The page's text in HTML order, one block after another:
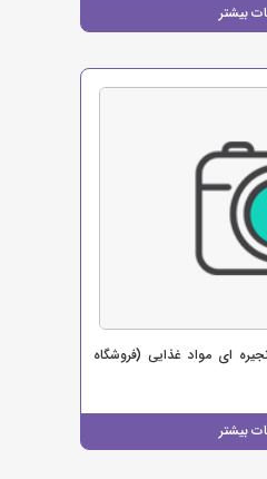
بیشتر
بیشتر
ای مواد غذایی (فروشگاه